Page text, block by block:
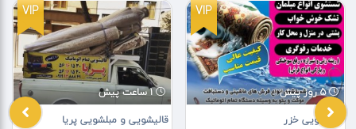
VIP
1 ساعت پیش
قالیشویی و مبلشویی پریا
VIP
5 روز پیش
قالیشویی خزر